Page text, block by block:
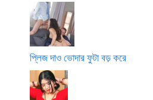
প্লিজ দাও ভোদার ফুটা বড় করে